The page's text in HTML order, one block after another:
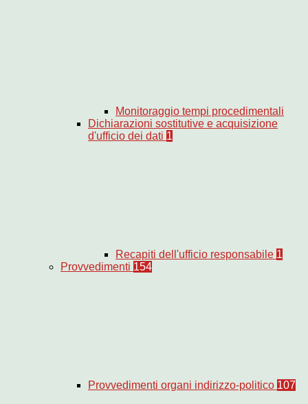
Monitoraggio tempi procedimentali
Dichiarazioni sostitutive e acquisizione
d'ufficio dei dati 1
Recapiti dell'ufficio responsabile 1
Provvedimenti 154
Provvedimenti organi indirizzo-politico 107